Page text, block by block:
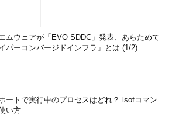
ムウェアが「EVO SDDC」発表、あらためて
イパーコンバージドインフラ」とは (1/2)
ートで実行中のプロセスはどれ？ lsofコマン
い方